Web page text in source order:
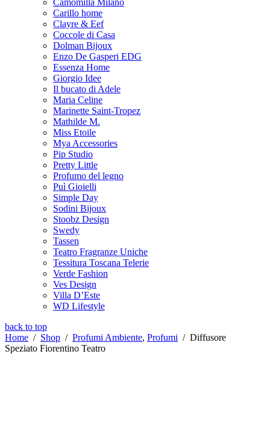
Carillo home
Clayre & Eef
Coccole di Casa
Dolman Bijoux
Enzo De Gasperi EDG
Essenza Home
Giorgio Idee
Il bucato di Adele
Maria Celine
Marinette Saint-Tropez
Mathilde M.
Miss Etoile
Mya Accessories
Pip Studio
Pretty Little
Profumo del legno
Puì Gioielli
Simple Day
Sodini Bijoux
Stoobz Design
Swedy
Tassen
Teatro Fragranze Uniche
Tessitura Toscana Telerie
Verde Fashion
Ves Design
Villa D’Este
WD Lifestyle
back to top
Home / Shop / Profumi Ambiente, Profumi / Diffusore
Speziato Fiorentino Teatro